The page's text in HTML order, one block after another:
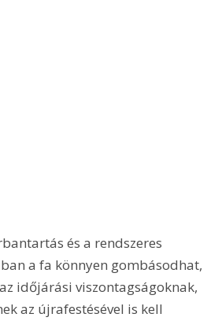
és a rendszeres
a fa könnyen gombásodhat,
időjárási viszontagságoknak,
az újrafestésével is kell